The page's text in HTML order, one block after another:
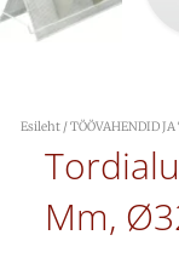
Esileht /TÖÖVAHENDID
Mm,